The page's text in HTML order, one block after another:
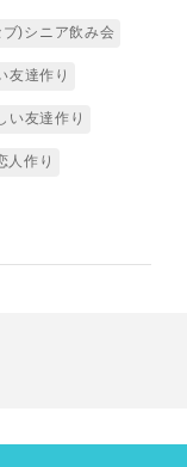
)シニア飲み会
友達作り
い友達作り
人作り